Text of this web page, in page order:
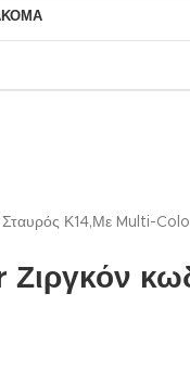
Σταυρός Κ14,Με Multi-
Ζιργκόν